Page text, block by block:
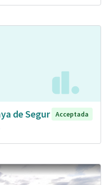
de Segur
Acceptada